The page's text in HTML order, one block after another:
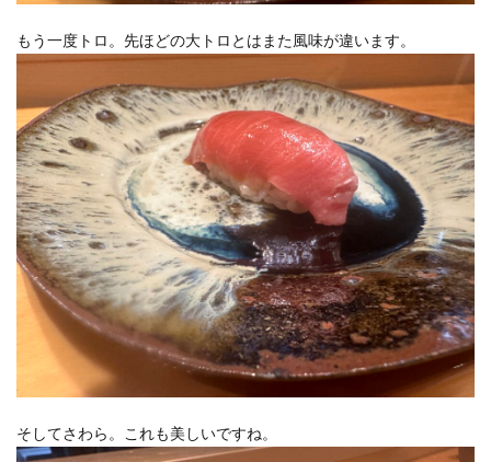
もう一度トロ。先ほどの大トロとはまた風味が違います。
そしてさわら。これも美しいですね。